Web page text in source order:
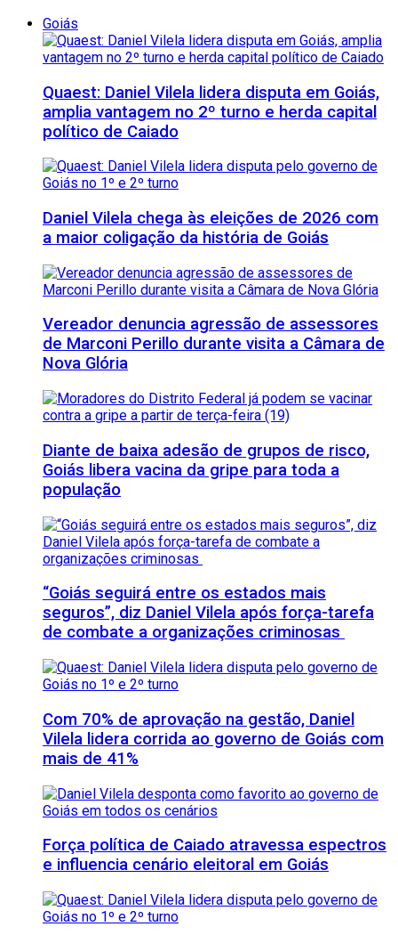
Goiás
Quaest: Daniel Vilela lidera disputa em Goiás,
amplia vantagem no 2º turno e herda capital
político de Caiado
Daniel Vilela chega às eleições de 2026 com
a maior coligação da história de Goiás
Vereador denuncia agressão de assessores
de Marconi Perillo durante visita a Câmara de
Nova Glória
Diante de baixa adesão de grupos de risco,
Goiás libera vacina da gripe para toda a
população
“Goiás seguirá entre os estados mais
seguros”, diz Daniel Vilela após força-tarefa
de combate a organizações criminosas
Com 70% de aprovação na gestão, Daniel
Vilela lidera corrida ao governo de Goiás com
mais de 41%
Força política de Caiado atravessa espectros
e influencia cenário eleitoral em Goiás